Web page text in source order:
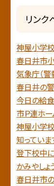
リンク
神屋小学
春日井市
気象庁（警
春日井の
今日の給食
市Ｐ連ホ
神屋小学
知っていま
登下校中
かみやし
春日井市